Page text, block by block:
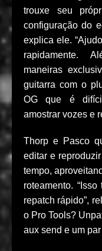
trouxe seu
configuração do
explica ele.
rapidamente.
maneiras
guitarra com o
OG que é
amostrar vozes e
Thorp e Pasco
editar e
tempo,
roteamento.
repatch rápido”,
o Pro Tools?
aux send e um